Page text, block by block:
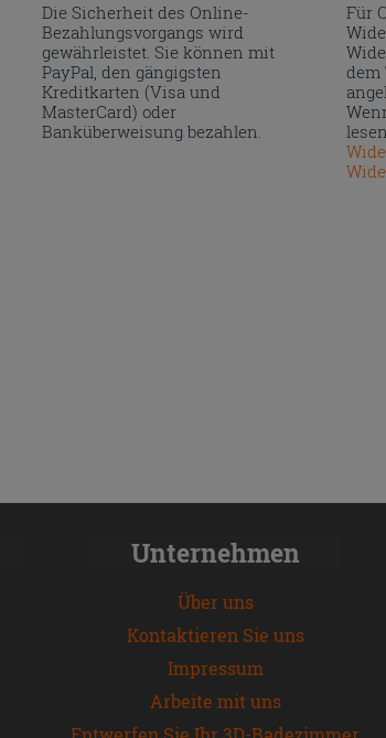
Die Sicherheit des Online-
Bezahlungsvorgangs wird
gewährleistet. Sie können mit
PayPal, den gängigsten
Kreditkarten (Visa und
MasterCard) oder
Banküberweisung bezahlen.
Für
dem
Unternehmen
Über uns
Kontaktieren Sie uns
Impressum
Arbeite mit uns